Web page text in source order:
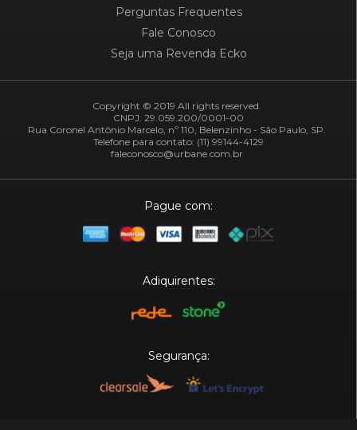
Perguntas Frequentes
Fale Conosco
Seja uma Revenda Ecko
Copyright © 2019 All rights reserved.
CNPJ: 29.059.200/0001-00
Rua Coronel Antônio Marcelo, nº 110, Belenzinho - São Paulo, SP.
Telefone para contato: (11) 99144-4129
faleconosco@urbane.com.br
Pague com:
Adiquirentes:
Segurança: